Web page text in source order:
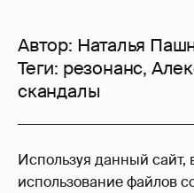
Используя данный сайт,
использование файлов
Автор: Наталья
Теги: резонанс,
скандалы
14
Войдите в аккаунт,